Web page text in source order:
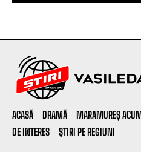
ACASĂ DRAMĂ MARAMUREȘ
DE INTERES
ȘTIRI PE REGIUNI